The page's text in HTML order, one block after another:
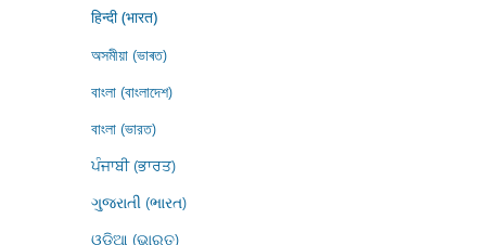
हिन्दी (भारत)
অসমীয়া (ভাৰত)
বাংলা (বাংলাদেশ)
বাংলা (ভারত)
ਪੰਜਾਬੀ (ਭਾਰਤ)
ગુજરાતી (ભારત)
ଓଡ଼ିଆ (ଭାରତ)